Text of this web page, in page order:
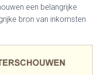
een belangrijke
bron van inkomsten